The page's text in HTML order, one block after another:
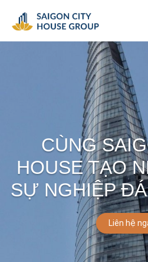
CÙNG
HOUSE TẠO
SỰ NGHIỆP
Liên hệ